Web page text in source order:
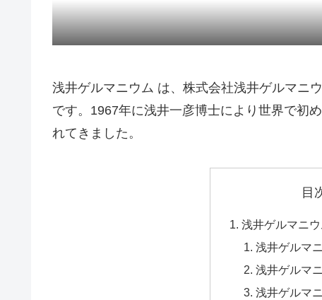
浅井ゲルマニウム は、株式会社浅井ゲルマニ
です。1967年に浅井一彦博士により世界で初
れてきました。
目
浅井ゲルマニウ
浅井ゲルマ
浅井ゲルマ
浅井ゲルマ